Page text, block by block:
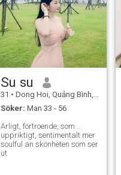
Su su
31 • Dong Hoi, Quảng Bình, Vietnam
Söker: Man 33 - 56
Ärligt, förtroende, som...
uppriktigt, sentimentalt mer
soulful än skönheten som ser
ut